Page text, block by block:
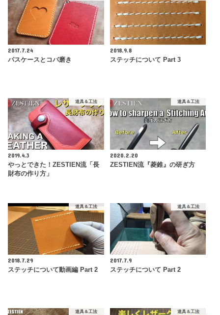
2017.7.24
パスケースとコバ磨き
2018.9.8
ステッチについて Part 3
道具＆工法
2019.4.3
やっとできた！ZESTIEN流「長
財布の作り方」
道具＆工法
2020.2.20
ZESTIEN流『菱錐』の研ぎ方
道具＆工法
2018.7.29
ステッチについて動画編 Part 2
道具＆工法
2017.7.9
ステッチについて Part 2
道具＆工法 道具＆工法